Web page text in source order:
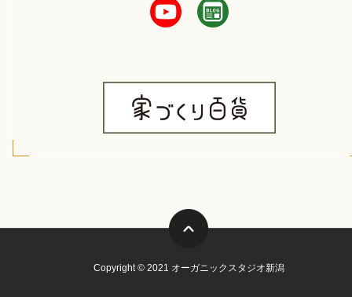
Copyright © 2021 オーガニックスタジオ新潟